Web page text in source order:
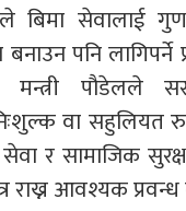
बिमा सेवालाई
बनाउन पनि
पौडेलले
वा सहुलियत
र सामाजिक
राख्न आवश्यक